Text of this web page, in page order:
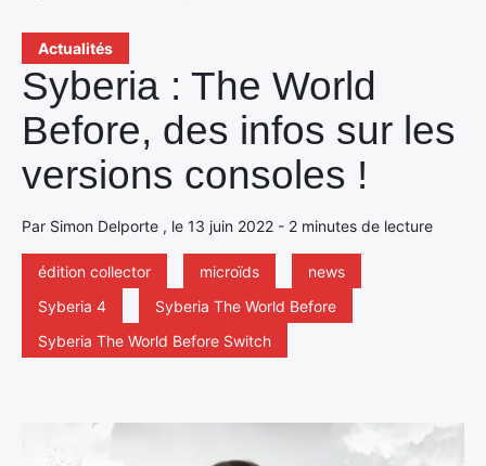
Actualités
Syberia : The World
Before, des infos sur les
versions consoles !
Par Simon Delporte , le 13 juin 2022 - 2 minutes de lecture
édition collector microïds
news
Syberia 4
Syberia The World Before
Syberia The World Before Switch